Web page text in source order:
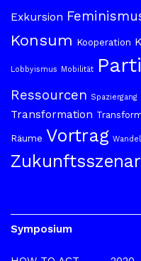
Exkursion
Konsum Kooperation
Lobbyismus Mobilität
Ressourcen Spaziergang
Transformation
Räume Vortrag Wandel
Symposium